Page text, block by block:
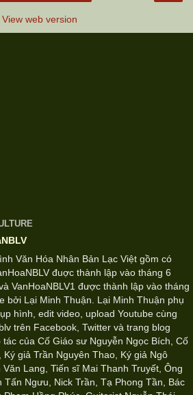
View web version
Văn Hóa Nhân Bản Lạc Việt gồm có
đuợc thành lập vào tháng 6
VanHoaNBLV1 được thành lập vào tháng
bởi Lại Minh Thuận. Lại Minh Thuận phụ
hình, edit video, upload Youtube cùng
trên Facebook, Twitter và trang blog
tác của Cố Giáo sư Nguyễn Ngọc Bích, Cố
giả Trần Nguyên Thao, Ký giả Ngô
Lang, Tiến sĩ Mai Thanh Truyết, Ông
Tấn Ngưu, Nick Trần, Tạ Phong Tần, Bác